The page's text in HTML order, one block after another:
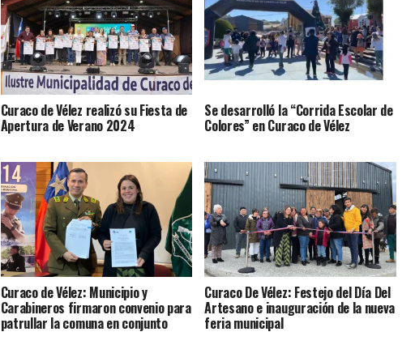
Curaco de Vélez realizó su Fiesta de
Apertura de Verano 2024
Se desarrolló la “Corrida Escolar de
Colores” en Curaco de Vélez
Curaco de Vélez: Municipio y
Carabineros firmaron convenio para
patrullar la comuna en conjunto
Curaco De Vélez: Festejo del Día Del
Artesano e inauguración de la nueva
feria municipal